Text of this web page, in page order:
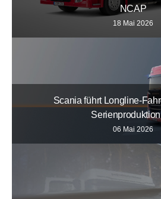
NCAP
18 Mai 2026
Scania führt Longline-
06 Mai 2026